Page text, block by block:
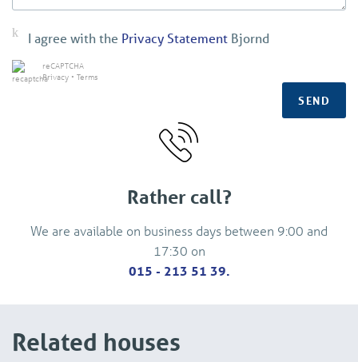
I agree with the Privacy Statement Bjornd
reCAPTCHA
Privacy • Terms
SEND
Rather call?
We are available on business days between 9:00 and
17:30 on
015 - 213 51 39.
Related houses